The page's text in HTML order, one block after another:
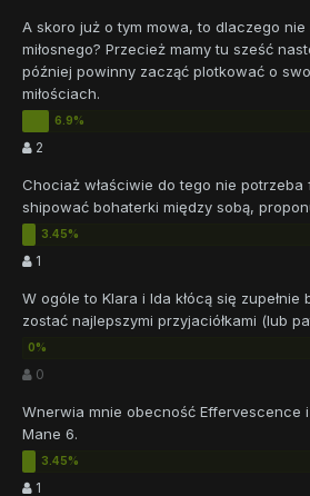
A skoro już o tym mowa, to dlaczego
miłosnego? Przecież mamy tu sześć
później powinny zacząć plotkować o
miłościach.
2
Chociaż właściwie do tego nie potrzeba
shipować bohaterki między sobą,
1
W ogóle to Klara i Ida kłócą się
zostać najlepszymi przyjaciółkami (lub
0
Wnerwia mnie obecność Effervescence
Mane 6.
1